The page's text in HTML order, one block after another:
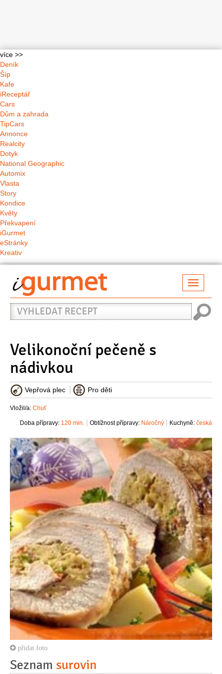
více >>
Deník
Šíp
Kafe
iReceptář
Cars
Dům a zahrada
TipCars
Annonce
Realcity
Dotyk
National Geographic
Automix
Vlasta
Story
Kondice
Květy
Překvapení
iGurmet
eStránky
Kreativ
Vyhledat
recept
Velikonoční pečeně s
nádivkou
Vepřová plec Pro děti
Vložil/a: Chuť
Kuchyně: česká
Obtížnost přípravy: Náročný
Doba přípravy: 120 min.
přidat foto
Seznam surovin